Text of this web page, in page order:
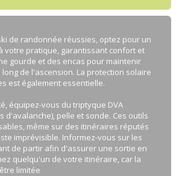
de randonnée réussies, optez pour un
votre pratique, garantissant confort et
gourde et des encas pour maintenir
de l'ascension. La protection solaire
est également essentielle.
équipez-vous du triptyque DVA
d'avalanche), pelle et sonde. Ces outils
même sur des itinéraires réputés
imprévisible. Informez-vous sur les
de partir afin d'assurer une sortie en
quelqu'un de votre itinéraire, car la
limitée